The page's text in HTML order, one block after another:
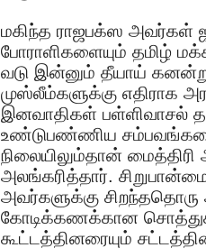
மகிந்த ராஜபக்ஸ அவர்கள்
போராளிகளையும் தமிழ்
வடு இன்னும் தீயாய்
முஸ்லீம்களுக்கு எதிராக
இனவாதிகள் பள்ளிவாசல்
உண்டுபண்ணிய
நிலையிலும்தான்
அலங்கரித்தார்.
அவர்களுக்கு
கோடிக்கணக்கான
கூட்டத்தினரையும்